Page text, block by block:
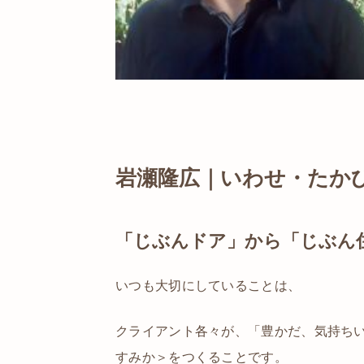
岩瀬隆広｜いわせ・たか
「じぶんドア」から「じぶん
いつも大切にしていることは、
クライアント各々が、「豊かだ、気持ち
すみか＞をつくることです。